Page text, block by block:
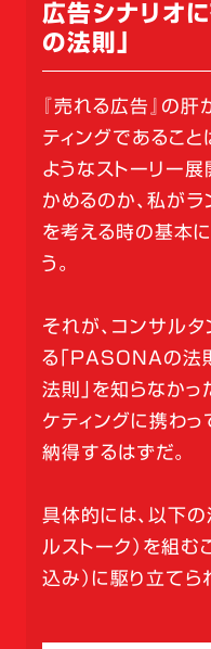
広告シナリオ
の法則」
『売れる広告』の
ティングであること
ようなストーリー
かめるのか、私が
を考える時の基本
う。
それが、コンサル
る「PASONAの法
法則」を知らなかっ
ケティングに携わっ
納得するはずだ。
具体的には、以下
ルストーク）を組む
込み）に駆り立てら